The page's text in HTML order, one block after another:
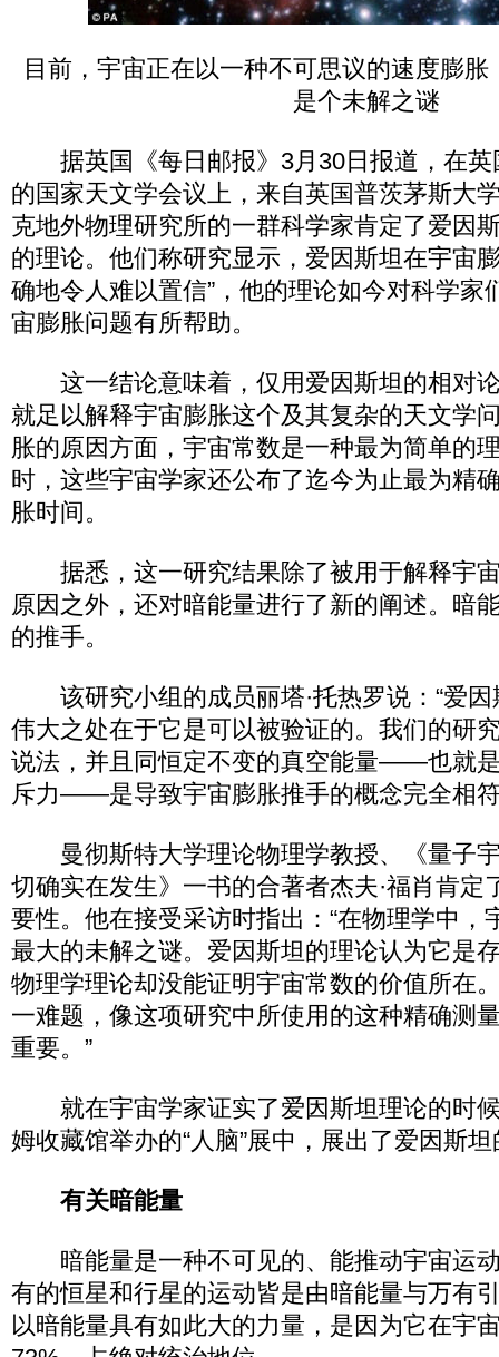
目前，宇宙正在以一种不可思议的速度膨
是个未解之谜
据英国《每日邮报》3月30日报道，在英
的国家天文学会议上，来自英国普茨茅斯大
克地外物理研究所的一群科学家肯定了爱因
的理论。他们称研究显示，爱因斯坦在宇宙
确地令人难以置信”，他的理论如今对科学家
宙膨胀问题有所帮助。
这一结论意味着，仅用爱因斯坦的相对
就足以解释宇宙膨胀这个及其复杂的天文学
胀的原因方面，宇宙常数是一种最为简单的
时，这些宇宙学家还公布了迄今为止最为精
胀时间。
据悉，这一研究结果除了被用于解释宇
原因之外，还对暗能量进行了新的阐述。暗
的推手。
该研究小组的成员丽塔·托热罗说：“爱因
伟大之处在于它是可以被验证的。我们的研
说法，并且同恒定不变的真空能量——也就
斥力——是导致宇宙膨胀推手的概念完全相
曼彻斯特大学理论物理学教授、《量子
切确实在发生》一书的合著者杰夫·福肖肯定
要性。他在接受采访时指出：“在物理学中，
最大的未解之谜。爱因斯坦的理论认为它是
物理学理论却没能证明宇宙常数的价值所在
一难题，像这项研究中所使用的这种精确测
重要。”
就在宇宙学家证实了爱因斯坦理论的时
姆收藏馆举办的“人脑”展中，展出了爱因斯
有关暗能量
暗能量是一种不可见的、能推动宇宙运
有的恒星和行星的运动皆是由暗能量与万有
以暗能量具有如此大的力量，是因为它在宇